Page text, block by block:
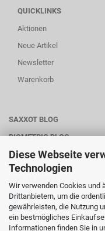
Diese Webseite
Technologien
Wir verwenden Cookies und
Drittanbietern, um die
gewährleisten, die Nutzung
ein bestmögliches
Informationen finden Sie in
QUICKLINKS
Aktionen
Neue Artikel
Newsletter
Warenkorb
SAXXOT BLOG
BIOMETRIC BLOG
WARTUNG-SERVICE
SOCIALMEDIA